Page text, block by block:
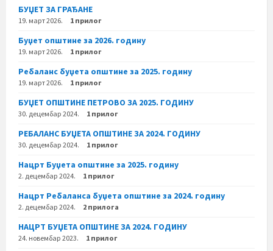
БУЏЕТ ЗА ГРАЂАНЕ
19. март 2026. 1 прилог
Буџет општине за 2026. годину
19. март 2026. 1 прилог
Ребаланс буџета општине за 2025. годину
19. март 2026. 1 прилог
БУЏЕТ ОПШТИНЕ ПЕТРОВО ЗА 2025. ГОДИНУ
30. децембар 2024. 1 прилог
РЕБАЛАНС БУЏЕТА ОПШТИНЕ ЗА 2024. ГОДИНУ
30. децембар 2024. 1 прилог
Нацрт Буџета општине за 2025. годину
2. децембар 2024. 1 прилог
Нацрт Ребаланса буџета општине за 2024. годину
2. децембар 2024. 2 прилога
НАЦРТ БУЏЕТА ОПШТИНЕ ЗА 2024. ГОДИНУ
24. новембар 2023. 1 прилог